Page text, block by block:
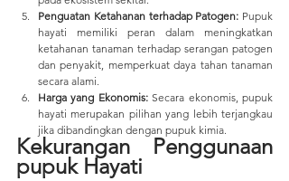
Penguatan Ketahanan terhadap Patogen: Pupuk
hayati memiliki peran dalam meningkatkan
ketahanan tanaman terhadap serangan patogen
dan penyakit, memperkuat daya tahan tanaman
secara alami.
Harga yang Ekonomis: Secara ekonomis, pupuk
hayati merupakan pilihan yang lebih terjangkau
jika dibandingkan dengan pupuk kimia.
Kekurangan Penggunaan
pupuk Hayati